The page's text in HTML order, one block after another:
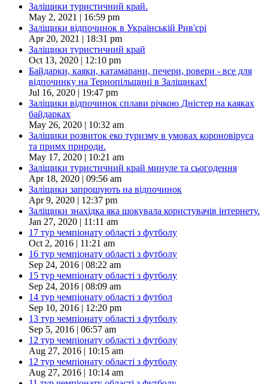
Заліщики туристичний край.
May 2, 2021 | 16:59 pm
Заліщики відпочинок в Українській Рив'єрі
Apr 20, 2021 | 18:31 pm
Заліщики туристичний край
Oct 13, 2020 | 12:10 pm
Байдарки, каяки, катамарани, печери, ровери - все для
відпочинку на Тернопільщині в Заліщиках!
Jul 16, 2020 | 19:47 pm
Заліщики відпочинок сплави річкою Дністер на каяках
байдарках
May 26, 2020 | 10:32 am
Заліщики розвиток еко туризму в умовах короновіруса
та примх природи.
May 17, 2020 | 10:21 am
Заліщики туристичний край минуле та сьогодення
Apr 18, 2020 | 09:56 am
Заліщики запрошують на відпочинок
Apr 9, 2020 | 12:37 pm
Заліщики знахідка яка шокувала користувачів інтернету.
Jan 27, 2020 | 11:11 am
17 тур чемпіонату області з футболу
Oct 2, 2016 | 11:21 am
16 тур чемпіонату області з футболу
Sep 24, 2016 | 08:22 am
15 тур чемпіонату області з футболу
Sep 24, 2016 | 08:09 am
14 тур чемпіонату області з футбол
Sep 10, 2016 | 12:20 pm
13 тур чемпіонату області з футболу
Sep 5, 2016 | 06:57 am
12 тур чемпіонату області з футболу
Aug 27, 2016 | 10:15 am
12 тур чемпіонату області з футболу
Aug 27, 2016 | 10:14 am